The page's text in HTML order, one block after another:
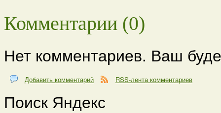
Комментарии (0)
Нет комментариев. Ваш
Добавить комментарий RSS-лента комментариев
Поиск Яндекс